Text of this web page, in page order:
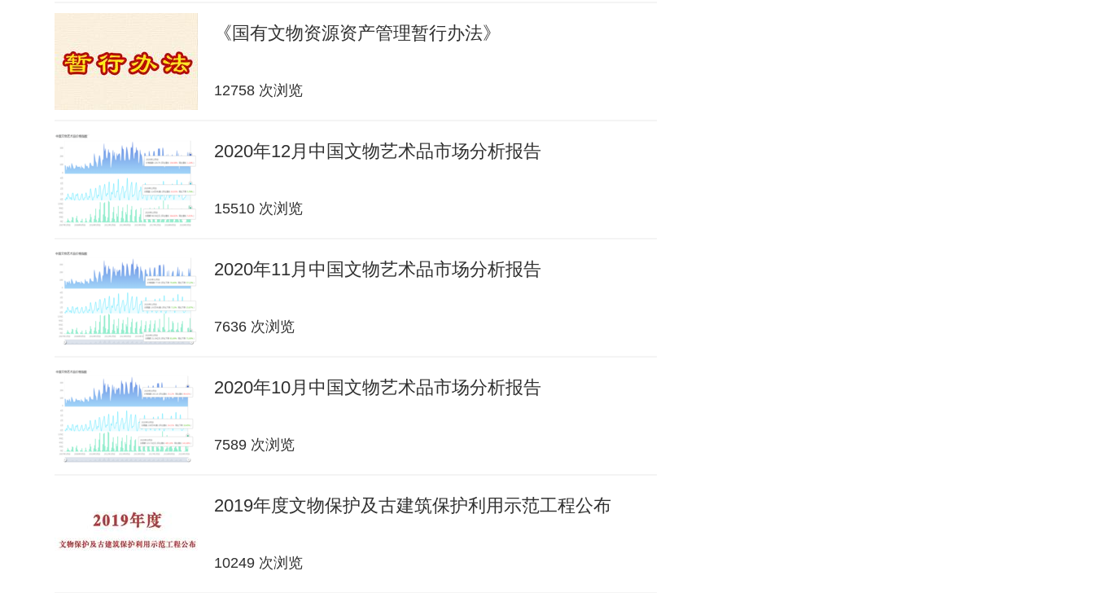
《国有文物资源资产管理暂行办法》
12758 次浏览
2020年12月中国文物艺术品市场分析报告
15510 次浏览
2020年11月中国文物艺术品市场分析报告
7636 次浏览
2020年10月中国文物艺术品市场分析报告
7589 次浏览
2019年度文物保护及古建筑保护利用示范工程公布
10249 次浏览